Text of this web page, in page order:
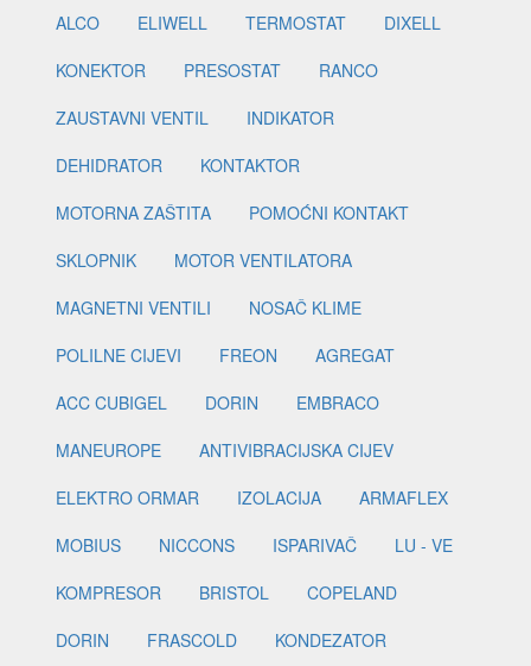
ALCO
ELIWELL TERMOSTAT
DIXELL
KONEKTOR
PRESOSTAT
RANCO
ZAUSTAVNI VENTIL
INDIKATOR
DEHIDRATOR
KONTAKTOR
MOTORNA ZAŠTITA
POMOĆNI KONTAKT
SKLOPNIK
MOTOR VENTILATORA
MAGNETNI VENTILI
NOSAČ KLIME
POLILNE CIJEVI
FREON
AGREGAT
ACC CUBIGEL
DORIN
EMBRACO
MANEUROPE
ANTIVIBRACIJSKA CIJEV
ELEKTRO ORMAR
IZOLACIJA
ARMAFLEX
MOBIUS
NICCONS ISPARIVAČ
LU - VE
KOMPRESOR
BRISTOL
COPELAND
DORIN
FRASCOLD
KONDEZATOR